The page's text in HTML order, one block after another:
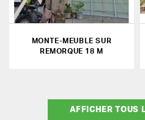
MONTE-MEUBLE SUR
REMORQUE 18 M
AFFICHER TOUS